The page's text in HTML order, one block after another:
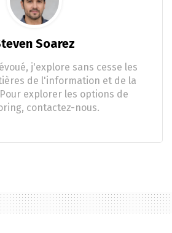
Soarez
j'explore sans cesse les
de l'information et de la
explorer les options de
contactez-nous.